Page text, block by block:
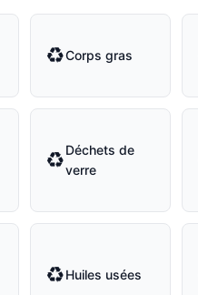
♻Corps gras
♻Déchets de
verre
♻Huiles usées